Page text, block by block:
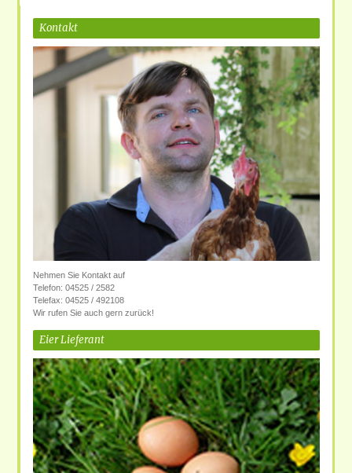
Kontakt
Nehmen Sie Kontakt auf
Telefon: 04525 / 2582
Telefax: 04525 / 492108
Wir rufen Sie auch gern zurück!
Eier Lieferant